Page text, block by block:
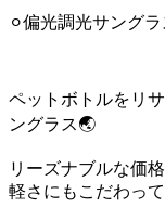
⚪︎偏光調光サング
ペットボトルをリ
ングラス🌏
リーズナブルな価
軽さにもこだわっ